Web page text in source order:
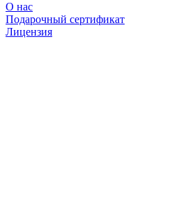
О нас
Подарочный сертификат
Лицензия